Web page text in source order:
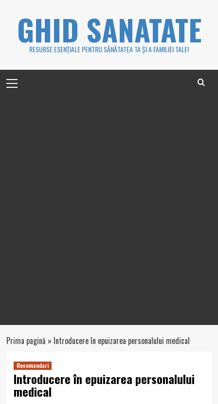
GHID SANATATE
RESURSE ESENȚIALE PENTRU SĂNĂTATEA TA ȘI A FAMILIEI TALE!
Menu
Prima pagină » Introducere în epuizarea personalului medical
Recomandari
Introducere în epuizarea personalului
medical